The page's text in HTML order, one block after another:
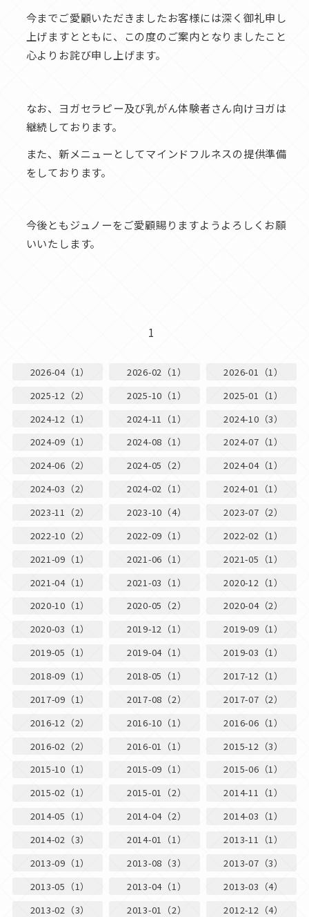
今までご愛顧いただきましたお客様には深く御礼申し
上げますとともに、この度のご案内となりましたこと
心よりお詫び申し上げます。
なお、ヨガセラピー及び乳がん体験者さん向けヨガは
継続しております。
また、新メニューとしてマインドフルネスの提供準備
をしております。
今後ともジュノーをご愛顧賜りますようよろしくお願
いいたします。
1
2026-04（1） 2026-02（1）
2026-01（1）
2025-12（2）
2025-10（1）
2025-01（1）
2024-12（1）
2024-11（1）
2024-10（3）
2024-09（1）
2024-08（1）
2024-07（1）
2024-06（2）
2024-05（2）
2024-04（1）
2024-03（2）
2024-02（1）
2024-01（1）
2023-11（2）
2023-10（4）
2023-07（2）
2022-10（2）
2022-09（1）
2022-02（1）
2021-09（1）
2021-06（1）
2021-05（1）
2021-04（1）
2021-03（1）
2020-12（1）
2020-10（1）
2020-05（2）
2020-04（2）
2020-03（1）
2019-12（1）
2019-09（1）
2019-05（1）
2019-04（1）
2019-03（1）
2018-09（1）
2018-05（1）
2017-12（1）
2017-09（1）
2017-08（2）
2017-07（2）
2016-12（2）
2016-10（1）
2016-06（1）
2016-02（2）
2016-01（1）
2015-12（3）
2015-10（1）
2015-09（1）
2015-06（1）
2015-02（1）
2015-01（2）
2014-11（1）
2014-05（1）
2014-04（2）
2014-03（1）
2014-02（3）
2014-01（1）
2013-11（1）
2013-09（1）
2013-08（3）
2013-07（3）
2013-05（1）
2013-04（1）
2013-03（4）
2013-02（3）
2013-01（2）
2012-12（4）